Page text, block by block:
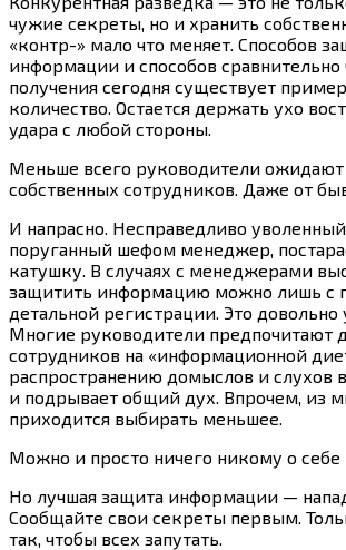
чужие секреты, но и хранить
«контр-» мало что меняет. Способов
информации и способов сравнительно
получения сегодня существует
количество. Остается держать ухо
удара с любой стороны.
Меньше всего руководители ожидают
собственных сотрудников. Даже от
И напрасно. Несправедливо
поруганный шефом менеджер,
катушку. В случаях с менеджерами
защитить информацию можно лишь с
детальной регистрации. Это довольно
Многие руководители предпочитают
сотрудников на «информационной
распространению домыслов и слухов
и подрывает общий дух. Впрочем, из
приходится выбирать меньшее.
Можно и просто ничего никому о себе
Но лучшая защита информации —
Сообщайте свои секреты первым.
так, чтобы всех запутать.